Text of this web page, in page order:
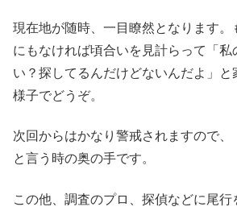
現在地が随時、一目瞭然となります。
にもなければ頃合いを見計らって「私
い？探してるんだけどないんだよ」と
様子でどうぞ。
次回からはかなり警戒されますので、
と言う時の奥の手です。
この他、調査のプロ、探偵などに尾